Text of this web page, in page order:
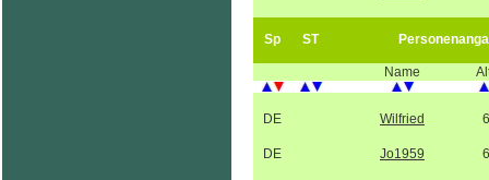
Sp ST
Name
DE Wilfried
DE Jo1959